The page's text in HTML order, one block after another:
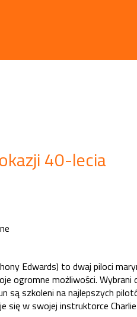
40-lecia
Edwards) to dwaj piloci
ogromne możliwości. Wybrani
są szkoleni na najlepszych
się w swojej instruktorce